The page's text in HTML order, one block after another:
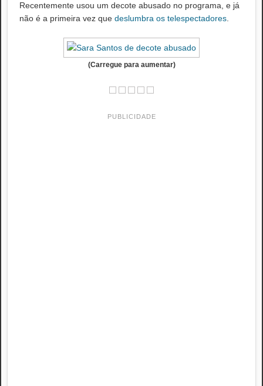
Recentemente usou um decote abusado no programa, e já
não é a primeira vez que deslumbra os telespectadores
(Carregue para aumentar)
PUBLICIDADE